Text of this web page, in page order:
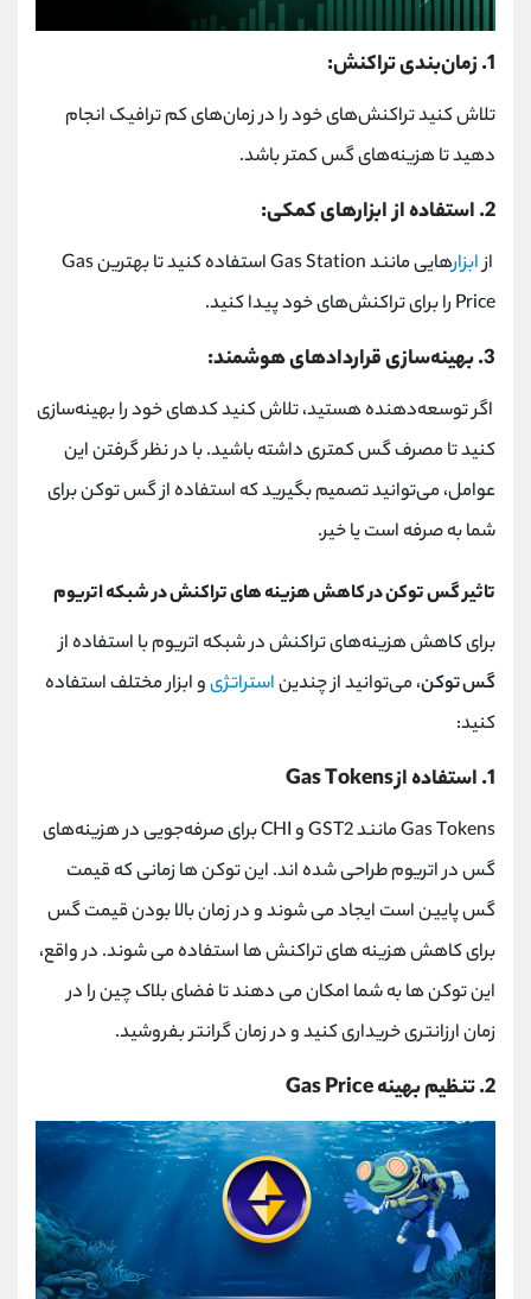
1. زمان‌بندی تراکنش:
تلاش کنید تراکنش‌های خود را در زمان‌های کم ترافیک انجام
دهید تا هزینه‌های گس کمتر باشد.
2. استفاده از ابزارهای کمکی:
ازابزارهایی مانندGas Stationاستفاده کنید تا بهترینGas
Price را برای تراکنش‌های خود پیدا کنید.
3. بهینه‌سازی قراردادهای هوشمند:
اگر توسعه‌دهنده هستید، تلاش کنید کدهای خود را بهینه‌سازی
کنید تا مصرف گس کمتری داشته باشید. با در نظر گرفتن این
عوامل، می‌توانید تصمیم بگیرید که استفاده از گس توکن برای
شما به صرفه است یا خیر.
تاثیر گس توکن در کاهش هزینه های تراکنش در شبکه اتریوم
برای کاهش هزینه‌های تراکنش در شبکه اتریوم با استفاده از
گس توکن، می‌توانید از چندیناستراتژیو ابزار مختلف استفاده
کنید:
1. استفاده از Gas Tokens
Gas TokensمانندGST2وCHIبرای صرفه‌جویی در هزینه‌های
گس در اتریوم طراحی شده‌ اند. این توکن‌ ها زمانی که قیمت
گس پایین است ایجاد می‌ شوند و در زمان بالا بودن قیمت گس
برای کاهش هزینه‌ های تراکنش ‌ها استفاده می ‌شوند. در واقع،
این توکن‌ ها به شما امکان می ‌دهند تا فضای بلاک چین را در
زمان ارزانتری خریداری کنید و در زمان گرانتر بفروشید.
2. تنظیم بهینه Gas Price